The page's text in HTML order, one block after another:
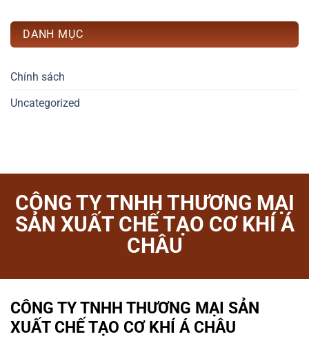
DANH MỤC
Chính sách
Uncategorized
CÔNG TY TNHH THƯƠNG MẠI
SẢN XUẤT CHẾ TẠO CƠ KHÍ Á
CHÂU
CÔNG TY TNHH THƯƠNG MẠI SẢN
XUẤT CHẾ TẠO CƠ KHÍ Á CHÂU